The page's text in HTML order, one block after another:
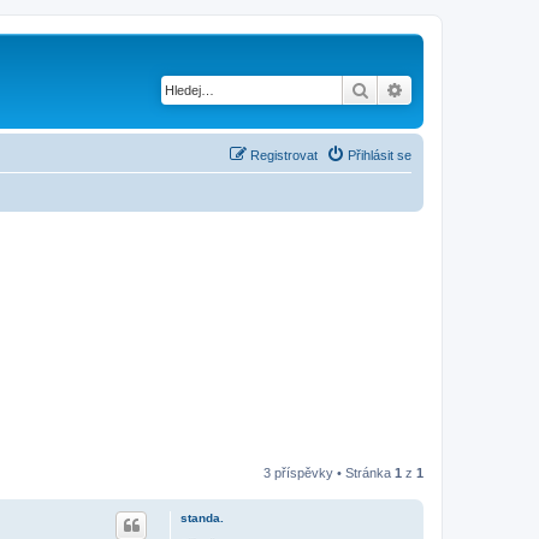
Hledat
Přihlásit se
Registrovat
3 příspěvky • Stránka 1 z 1
standa.